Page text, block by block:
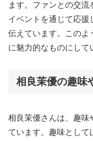
ます。ファンとの交
イベントを通じて応援
伝えています。このよ
に魅力的なものにして
相良茉優の趣味
相良茉優さんは、趣味
ています。趣味として